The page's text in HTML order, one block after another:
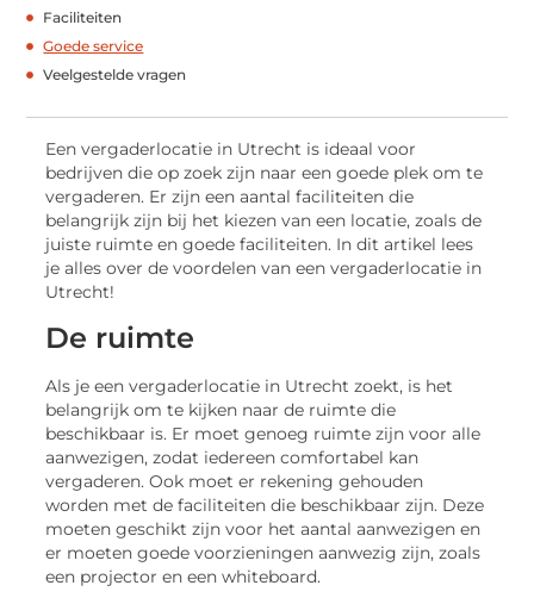
Faciliteiten
Goede service
Veelgestelde vragen
Een vergaderlocatie in Utrecht is ideaal voor
bedrijven die op zoek zijn naar een goede plek om te
vergaderen. Er zijn een aantal faciliteiten die
belangrijk zijn bij het kiezen van een locatie, zoals de
juiste ruimte en goede faciliteiten. In dit artikel lees
je alles over de voordelen van een vergaderlocatie in
Utrecht!
De ruimte
Als je een vergaderlocatie in Utrecht zoekt, is het
belangrijk om te kijken naar de ruimte die
beschikbaar is. Er moet genoeg ruimte zijn voor alle
aanwezigen, zodat iedereen comfortabel kan
vergaderen. Ook moet er rekening gehouden
worden met de faciliteiten die beschikbaar zijn. Deze
moeten geschikt zijn voor het aantal aanwezigen en
er moeten goede voorzieningen aanwezig zijn, zoals
een projector en een whiteboard.